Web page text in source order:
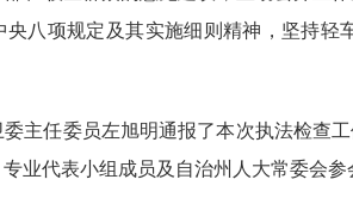
央八项规定及其实施细则精神，坚持轻
主任委员左旭明通报了本次执法检查
业代表小组成员及 自治州 人大常委会参